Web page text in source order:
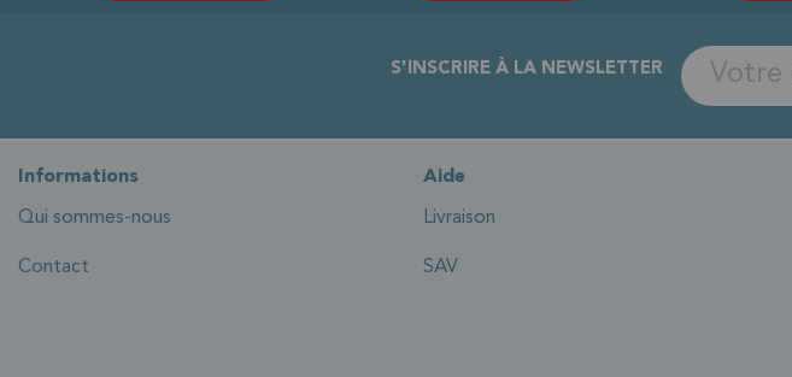
S'INSCRIRE À LA NEWSLETTER
Informations
Qui sommes-nous
Contact
Aide
Livraison
SAV